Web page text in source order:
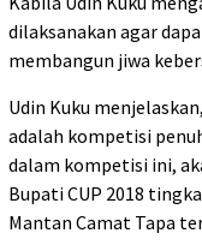
dilaksanakan agar
membangun jiwa
Udin Kuku
adalah kompetisi
dalam kompetisi ini,
Bupati CUP 2018
Mantan Camat Tapa